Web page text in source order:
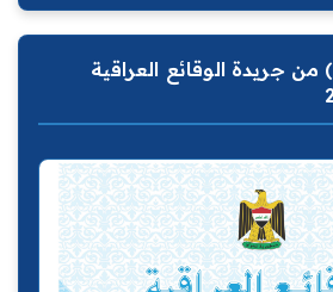
صدر العدد (4875) من جريدة الوقائع العراقية